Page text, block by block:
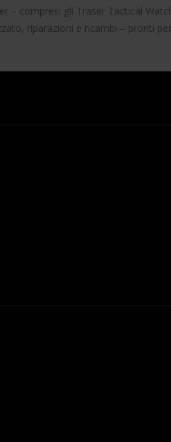
– compresi gli Traser Tactical
riparazioni e ricambi – pronti